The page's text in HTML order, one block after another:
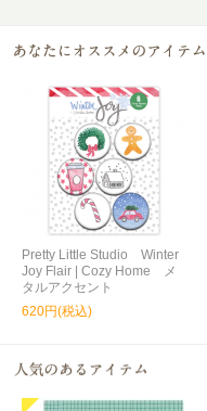
Pretty Little Studio Winter
Joy Flair | Cozy Home メ
タルアクセント
620円(税込)